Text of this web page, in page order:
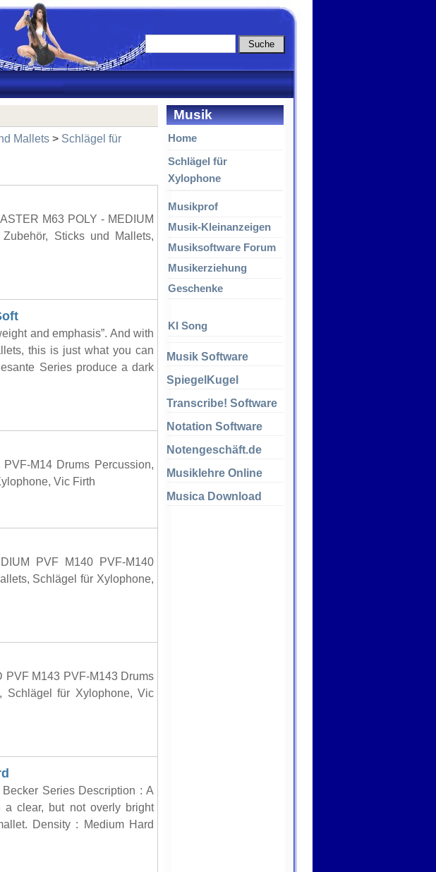
Musik
Home
Schlägel für
Xylophone
Musikprof
Musik-Kleinanzeigen
Musiksoftware Forum
Musikerziehung
Geschenke
KI Song
Musik Software
SpiegelKugel
Transcribe! Software
Notation Software
Notengeschäft.de
Musiklehre Online
Musica Download
Mallets > Schlägel für
M63 POLY - MEDIUM
Sticks und Mallets,
and emphasis”. And with
this is just what you can
Series produce a dark
M14 Drums Percussion,
Vic Firth
PVF M140 PVF-M140
Schlägel für Xylophone,
PVF M143 PVF-M143 Drums
Schlägel für Xylophone, Vic
Series Description : A
a clear, but not overly bright
Density : Medium Hard